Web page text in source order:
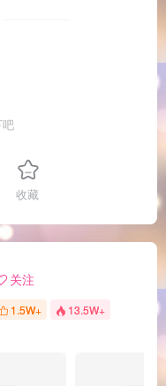
吧
收藏
关注
1.5W+ 13.5W+